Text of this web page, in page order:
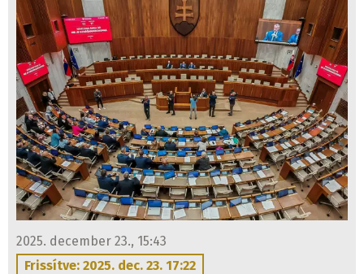
2025. december 23., 15:43
Frissítve: 2025. dec. 23. 17:22